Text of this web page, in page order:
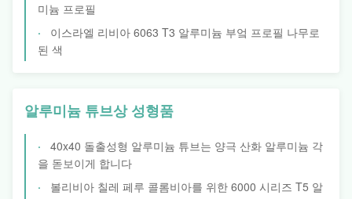
미늄 프로필
이스라엘 리비아 6063 T3 알루미늄 부엌 프로필 나무로
된 색
알루미늄 튜브상 성형품
40x40 돌출성형 알루미늄 튜브는 양극 산화 알루미늄 각
을 돋보이게 합니다
볼리비아 칠레 페루 콜롬비아를 위한 6000 시리즈 T5 알